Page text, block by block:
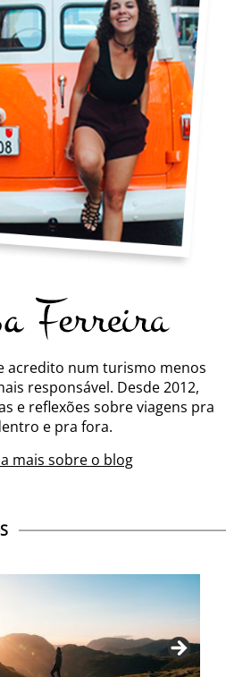
acredito num turismo menos
responsável. Desde 2012,
e reflexões sobre viagens pra
e pra fora.
mais sobre o blog